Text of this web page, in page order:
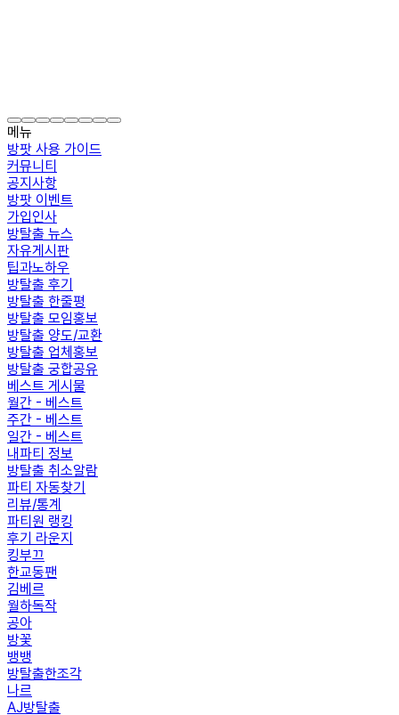
메뉴
방팟 사용 가이드
커뮤니티
공지사항
방팟 이벤트
가입인사
방탈출 뉴스
자유게시판
팁과노하우
방탈출 후기
방탈출 한줄평
방탈출 모임홍보
방탈출 양도/교환
방탈출 업체홍보
방탈출 궁합공유
베스트 게시물
월간 - 베스트
주간 - 베스트
일간 - 베스트
내파티 정보
방탈출 취소알람
파티 자동찾기
리뷰/통계
파티원 랭킹
후기 라운지
킹부끄
한교동팬
김베르
월하독작
공아
방꽃
뱅뱅
방탈출한조각
나르
AJ방탈출